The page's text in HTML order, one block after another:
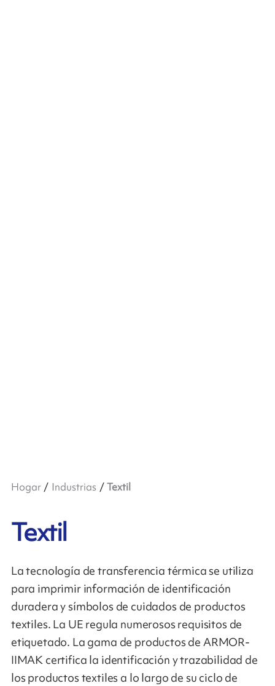
Hogar Industrias Textil
Textil
La tecnología de transferencia térmica se utiliza
para imprimir información de identificación
duradera y símbolos de cuidados de productos
textiles. La UE regula numerosos requisitos de
etiquetado. La gama de productos de ARMOR-
IIMAK certifica la identificación y trazabilidad de
los productos textiles a lo largo de su ciclo de